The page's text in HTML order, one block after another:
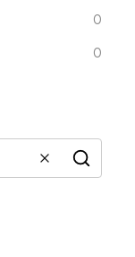
0
0
WyczyśćSzukaj